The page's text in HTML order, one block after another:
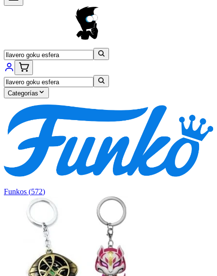
Categorías
Funkos (572)